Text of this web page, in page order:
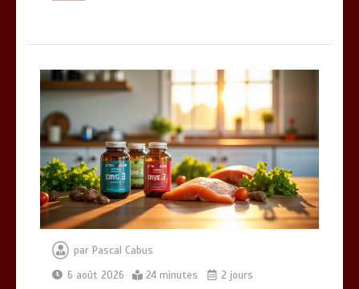
par Pascal Cabus
6 août 2026
24 minutes 2 jours